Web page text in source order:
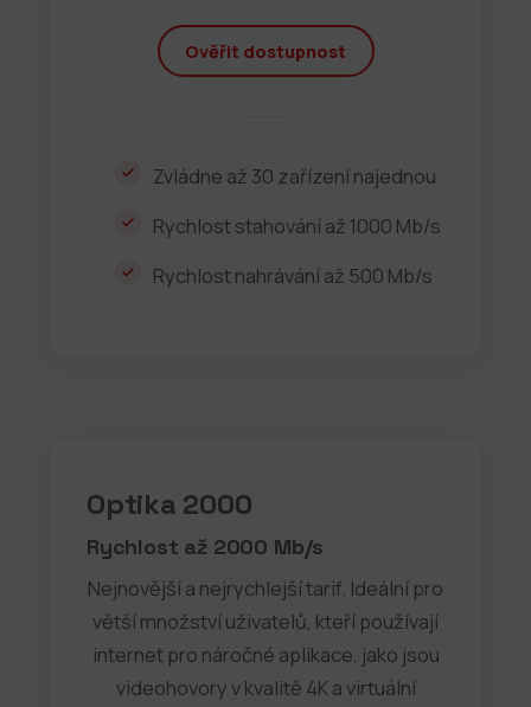
Ověřit dostupnost
Zvládne až 30 zařízení najednou
Rychlost stahování až 1000 Mb/s
Rychlost nahrávání až 500 Mb/s
Optika 2000
Rychlost až 2000 Mb/s
Nejnovější a nejrychlejší tarif. Ideální pro
větší množství uživatelů, kteří používají
internet pro náročné aplikace, jako jsou
videohovory v kvalitě 4K a virtuální